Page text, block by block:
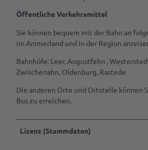
Öffentliche Verkehrsmittel
Sie können bequem mit der Bahn an
im Ammerland und in der Region
Bahnhöfe: Leer, Augustfehn ,
Zwischenahn, Oldenburg, Rastede
Die anderen Orte und Ortsteile können
Bus zu erreichen.
Lizenz (Stammdaten)